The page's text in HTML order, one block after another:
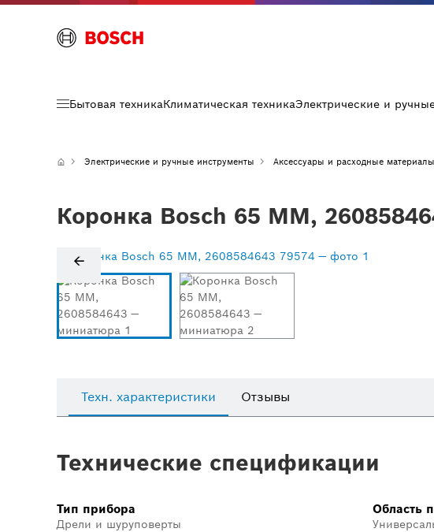
Бытовая техникаКлиматическая техникаЭлектрические и
Электрические и ручные инструменты Аксессуары и расходные материалы
Коронка Bosch 65 MM,
Техн. характеристики Отзывы
Технические спецификации
Тип прибора
Дрели и шуруповерты
Область